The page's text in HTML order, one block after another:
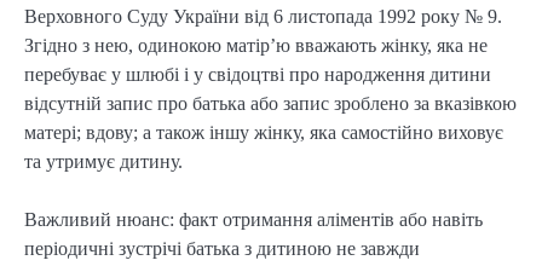
Верховного Суду України від 6 листопада 1992 року № 9.
Згідно з нею, одинокою матір’ю вважають жінку, яка не
перебуває у шлюбі і у свідоцтві про народження дитини
відсутній запис про батька або запис зроблено за вказівкою
матері; вдову; а також іншу жінку, яка самостійно виховує
та утримує дитину.
Важливий нюанс: факт отримання аліментів або навіть
періодичні зустрічі батька з дитиною не завжди